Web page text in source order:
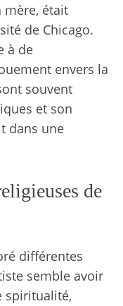
mère, était
de Chicago.
à de
envers la
souvent
et son
dans une
de
différentes
semble avoir
spiritualité,